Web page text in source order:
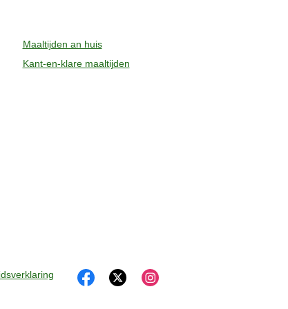
Maaltijden an huis
Kant-en-klare maaltijden